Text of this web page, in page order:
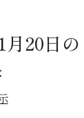
月20日の